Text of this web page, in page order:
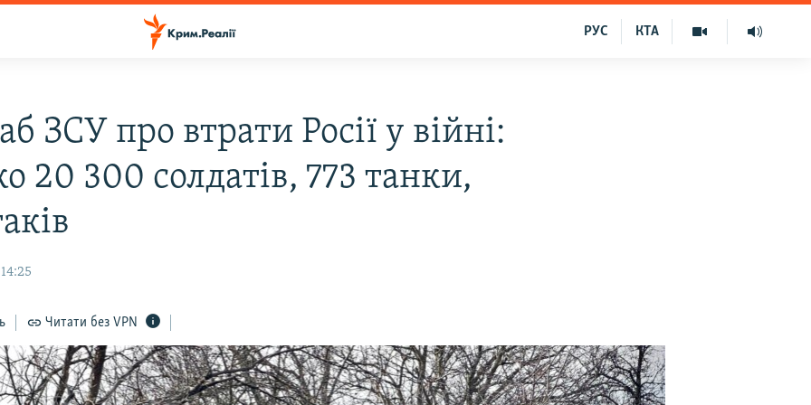
КТА
РУС
ЗСУ про втрати Росії у війні:
20 300 солдатів, 773 танки,
Читати без VPN